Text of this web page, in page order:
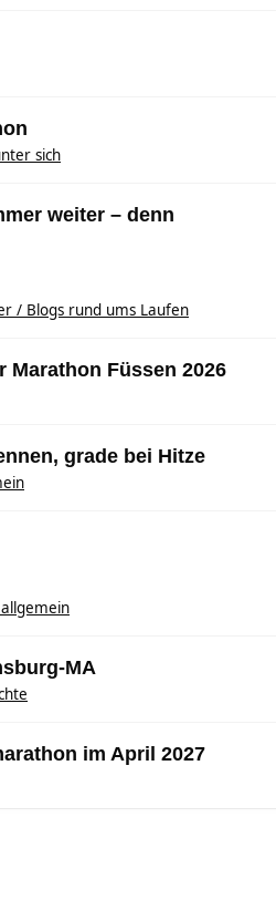
sich
weiter – denn
/ Blogs rund ums Laufen
Füssen 2026
grade bei Hitze
MA
im April 2027